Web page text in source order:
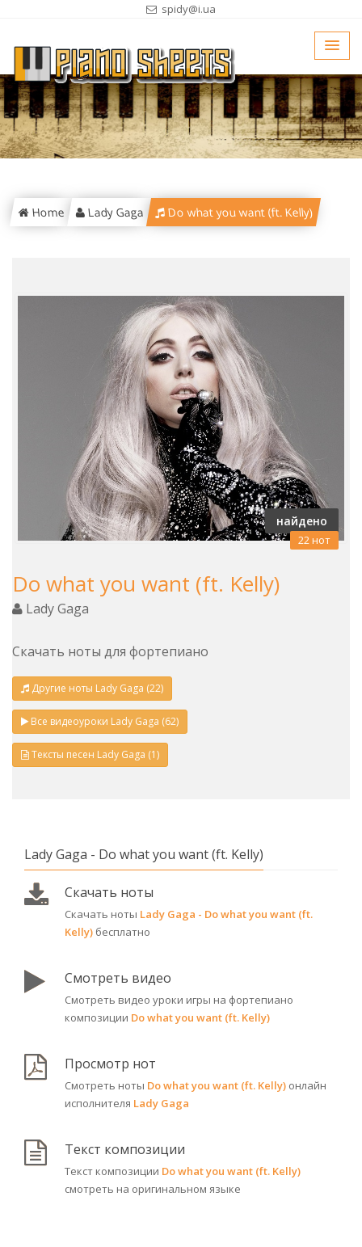
spidy@i.ua
Home Lady Gaga Do what you want (ft. Kelly)
найдено
22 нот
Do what you want (ft. Kelly)
Lady Gaga
Скачать ноты для фортепиано
Другие ноты Lady Gaga (22)
Все видеоуроки Lady Gaga (62)
Тексты песен Lady Gaga (1)
Lady Gaga - Do what you want (ft. Kelly)
Скачать ноты
Скачать ноты Lady Gaga - Do what you want (ft.
Kelly) бесплатно
Смотреть видео
Смотреть видео уроки игры на фортепиано
композиции Do what you want (ft. Kelly)
Просмотр нот
Смотреть ноты Do what you want (ft. Kelly) онлайн
исполнителя Lady Gaga
Текст композиции
Текст композиции Do what you want (ft. Kelly)
смотреть на оригинальном языке